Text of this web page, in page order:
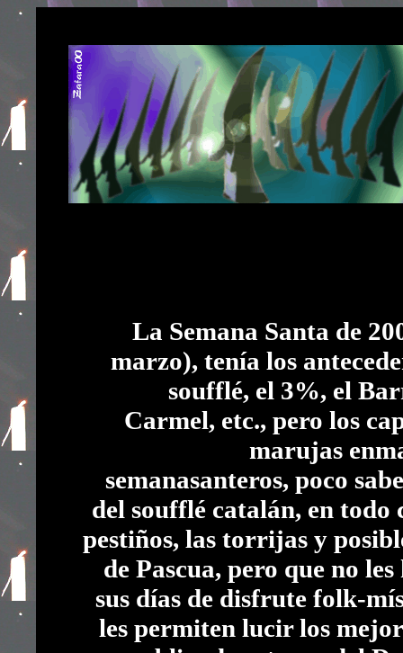
La Semana Santa de
marzo), tenía los
soufflé, el 3%, el
Carmel, etc., pero los
marujas
semanasanteros, poco
del soufflé catalán, en todo
pestiños, las torrijas y
de Pascua, pero que no
sus días de disfrute folk-
les permiten lucir los